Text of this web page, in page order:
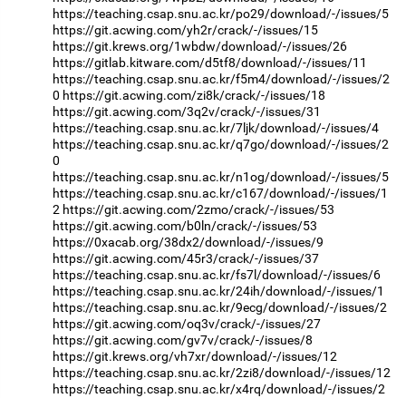
https://teaching.csap.snu.ac.kr/po29/download/-/issues/5
https://git.acwing.com/yh2r/crack/-/issues/15
https://git.krews.org/1wbdw/download/-/issues/26
https://gitlab.kitware.com/d5tf8/download/-/issues/11
https://teaching.csap.snu.ac.kr/f5m4/download/-/issues/2
0 https://git.acwing.com/zi8k/crack/-/issues/18
https://git.acwing.com/3q2v/crack/-/issues/31
https://teaching.csap.snu.ac.kr/7ljk/download/-/issues/4
https://teaching.csap.snu.ac.kr/q7go/download/-/issues/2
0
https://teaching.csap.snu.ac.kr/n1og/download/-/issues/5
https://teaching.csap.snu.ac.kr/c167/download/-/issues/1
2 https://git.acwing.com/2zmo/crack/-/issues/53
https://git.acwing.com/b0ln/crack/-/issues/53
https://0xacab.org/38dx2/download/-/issues/9
https://git.acwing.com/45r3/crack/-/issues/37
https://teaching.csap.snu.ac.kr/fs7l/download/-/issues/6
https://teaching.csap.snu.ac.kr/24ih/download/-/issues/1
https://teaching.csap.snu.ac.kr/9ecg/download/-/issues/2
https://git.acwing.com/oq3v/crack/-/issues/27
https://git.acwing.com/gv7v/crack/-/issues/8
https://git.krews.org/vh7xr/download/-/issues/12
https://teaching.csap.snu.ac.kr/2zi8/download/-/issues/12
https://teaching.csap.snu.ac.kr/x4rq/download/-/issues/2